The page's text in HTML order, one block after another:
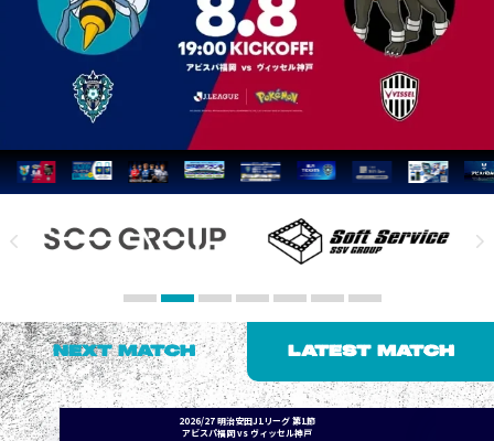
NEXT MATCH LATEST MATCH
2026/27 明治安田J1リーグ 第1節
アビスパ福岡 vs ヴィッセル神戸